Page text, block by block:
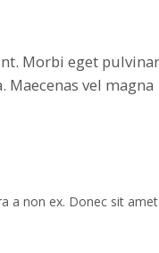
Morbi eget pulvinar
vel magna
a non ex. Donec sit